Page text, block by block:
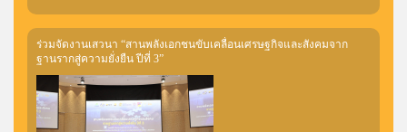
รู้ในองค์กรได้ ซึ่งจัดขึ้นเมื่อวันที่ 6 และ 8 พฤษภาคม 2569 ณ สำนักงาน
จดทะเบียนเข้าร่วมจำนวน 80 แห่ง รวม 155 ราย
ร่วมจัดงานเสวนา “สานพลังเอกชนขับเคลื่อนเศรษฐกิจและสังคมจาก
ฐานรากสู่ความยั่งยืน ปีที่ 3”